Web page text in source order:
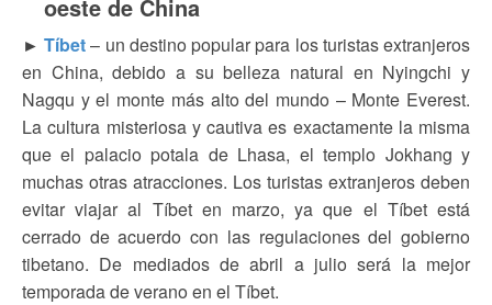
oeste de China
►Tíbet– un destino popular para los turistas extranjeros
en China, debido a su belleza natural en Nyingchi y
Nagqu y el monte más alto del mundo – Monte Everest.
La cultura misteriosa y cautiva es exactamente la misma
que el palacio potala de Lhasa, el templo Jokhang y
muchas otras atracciones. Los turistas extranjeros deben
evitar viajar al Tíbet en marzo, ya que el Tíbet está
cerrado de acuerdo con las regulaciones del gobierno
tibetano. De mediados de abril a julio será la mejor
temporada de verano en el Tíbet.